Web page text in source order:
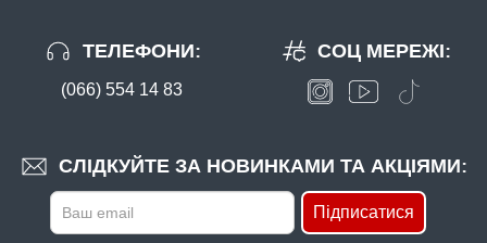
ТЕЛЕФОНИ:
(066) 554 14 83
СЛІДКУЙТЕ ЗА НОВИНКАМИ ТА АКЦІЯМИ:
Підписатися
СОЦ МЕРЕЖІ: